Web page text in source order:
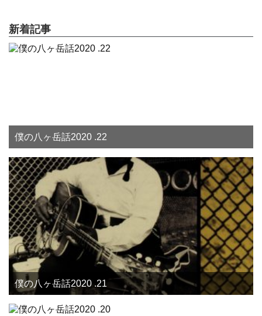
新着記事
僕の八ヶ岳話2020 .22
僕の八ヶ岳話2020 .21